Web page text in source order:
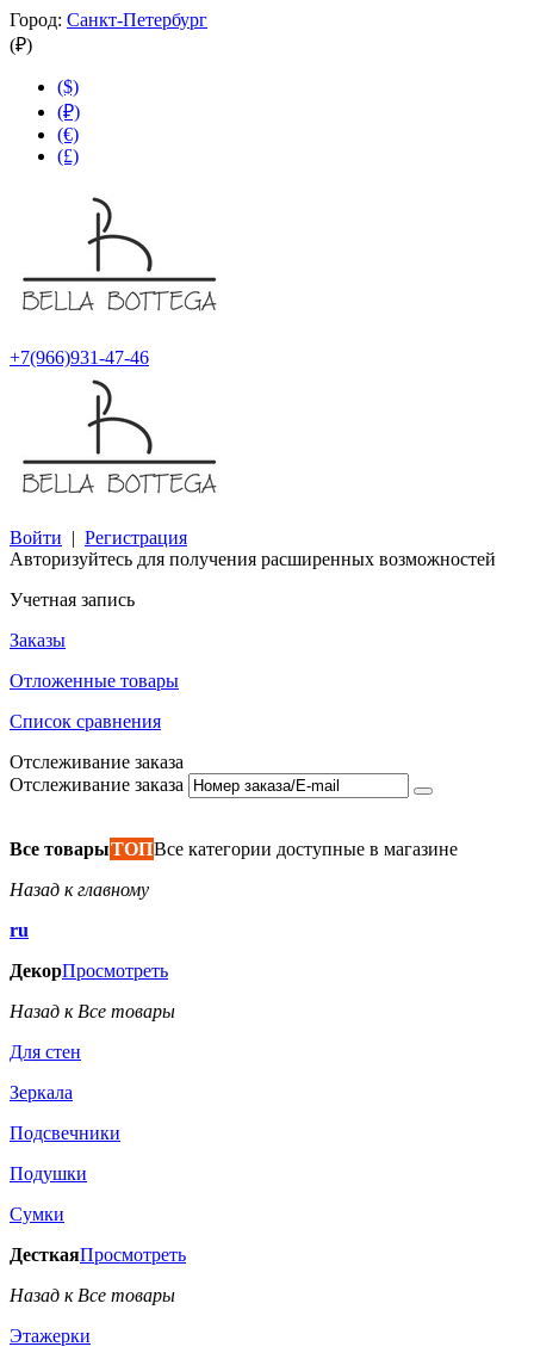
Город: Санкт-Петербург
(₽)
($)
(₽)
(€)
(£)
+7(966)931-47-46
Войти | Регистрация
Авторизуйтесь для получения расширенных возможностей
Учетная запись
Заказы
Отложенные товары
Список сравнения
Отслеживание заказа
Отслеживание заказа
Все товарыТОПВсе категории доступные в магазине
Назад к главному
ru
ДекорПросмотреть
Назад к Все товары
Для стен
Зеркала
Подсвечники
Подушки
Сумки
ДесткаяПросмотреть
Назад к Все товары
Этажерки